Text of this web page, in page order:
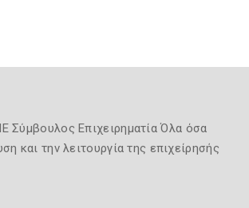
Σύμβουλος Επιχειρηματία Όλα όσα
και την λειτουργία της επιχείρησής